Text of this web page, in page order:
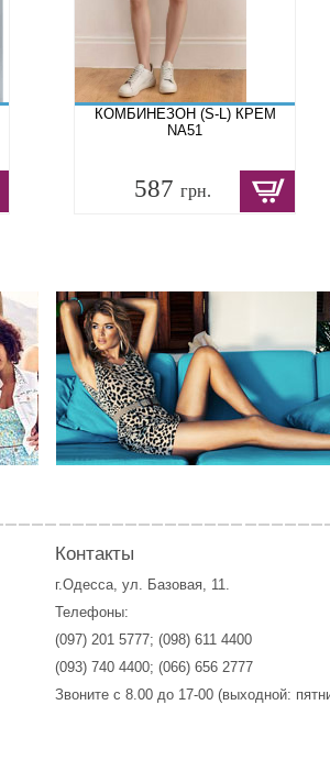
КОМБИНЕЗОН (S-L) КРЕМ
NA51
587 грн.
Контакты
г.Одесса, ул. Базовая, 11.
Телефоны:
(097) 201 5777; (098) 611 4400
(093) 740 4400; (066) 656 2777
Звоните с 8.00 до 17-00 (выходной: